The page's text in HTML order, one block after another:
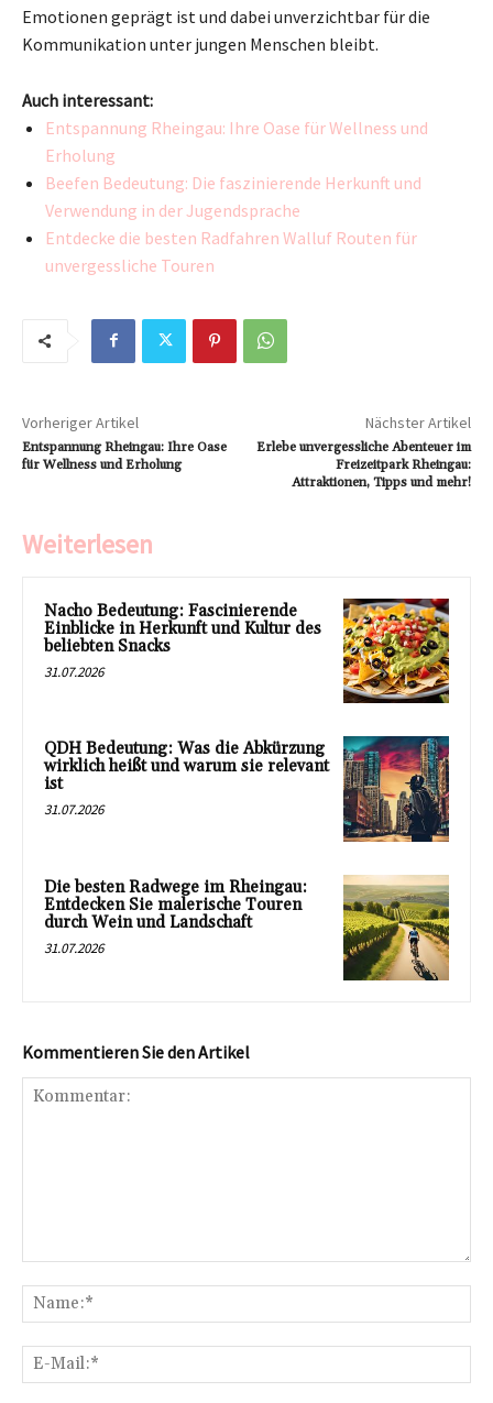
Emotionen geprägt ist und dabei unverzichtbar für die
Kommunikation unter jungen Menschen bleibt.
Auch interessant:
Entspannung Rheingau: Ihre Oase für Wellness und
Erholung
Beefen Bedeutung: Die faszinierende Herkunft und
Verwendung in der Jugendsprache
Entdecke die besten Radfahren Walluf Routen für
unvergessliche Touren
Vorheriger Artikel
Entspannung Rheingau: Ihre Oase
für Wellness und Erholung
Nächster Artikel
Erlebe unvergessliche Abenteuer im
Freizeitpark Rheingau:
Attraktionen, Tipps und mehr!
Weiterlesen
Nacho Bedeutung: Fascinierende
Einblicke in Herkunft und Kultur des
beliebten Snacks
31.07.2026
QDH Bedeutung: Was die Abkürzung
wirklich heißt und warum sie relevant
ist
31.07.2026
Die besten Radwege im Rheingau:
Entdecken Sie malerische Touren
durch Wein und Landschaft
31.07.2026
Kommentieren Sie den Artikel